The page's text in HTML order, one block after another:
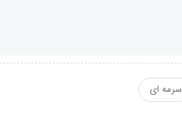
سرمه ای